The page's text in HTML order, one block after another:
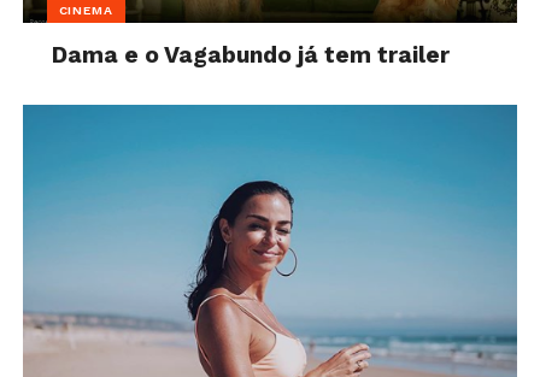
CINEMA
Dama e o Vagabundo já tem trailer